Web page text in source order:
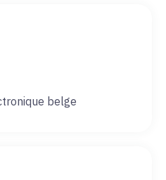
belge